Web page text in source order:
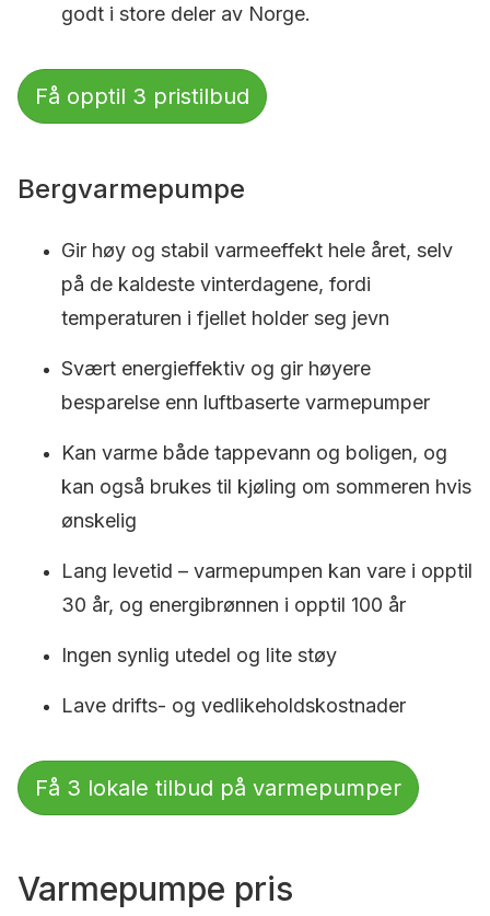
godt i store deler av Norge.
Få opptil 3 pristilbud
Bergvarmepumpe
Gir høy og stabil varmeeffekt hele året, selv
på de kaldeste vinterdagene, fordi
temperaturen i fjellet holder seg jevn
Svært energieffektiv og gir høyere
besparelse enn luftbaserte varmepumper
Kan varme både tappevann og boligen, og
kan også brukes til kjøling om sommeren hvis
ønskelig
Lang levetid – varmepumpen kan vare i opptil
30 år, og energibrønnen i opptil 100 år
Ingen synlig utedel og lite støy
Lave drifts- og vedlikeholdskostnader
Få 3 lokale tilbud på varmepumper
Varmepumpe pris